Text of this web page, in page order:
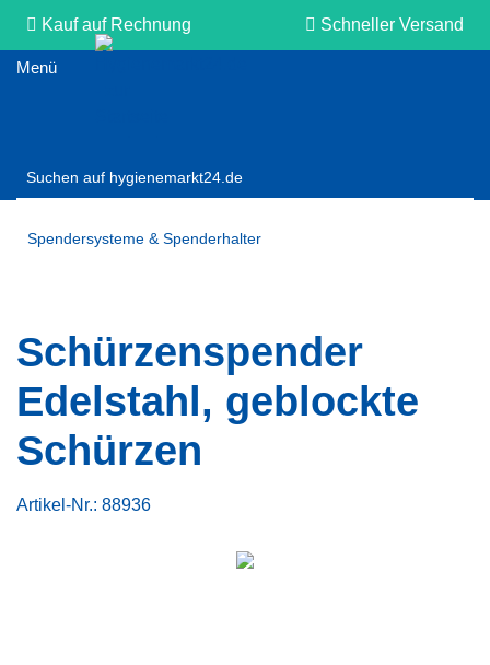
Kauf auf Rechnung Schneller Versand
Spendersysteme & Spenderhalter
Schürzenspender
Edelstahl, geblockte
Schürzen
Artikel-Nr.: 88936